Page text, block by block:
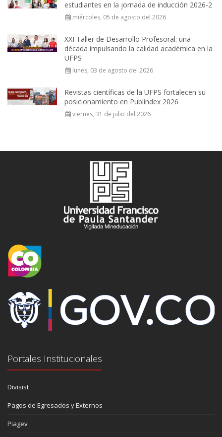
estudiantes en la jornada de inducción 2026-2
miércoles, 05 de agosto del 2026
XXI Taller de Desarrollo Profesoral: una
década impulsando la calidad académica en la
UFPS
lunes, 03 de agosto del 2026
Revistas científicas de la UFPS fortalecen su
posicionamiento en Publindex 2026
viernes, 31 de julio del 2026
Portales Institucionales
Divisist
Pagos de Egresados y Externos
Piagev